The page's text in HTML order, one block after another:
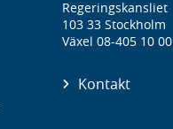
Regeringskansliet
103 33 Stockholm
Växel 08-405 10 00
Kontakt